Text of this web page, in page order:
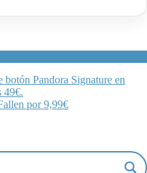
botón Pandora Signature en
49€.
por 9,99€